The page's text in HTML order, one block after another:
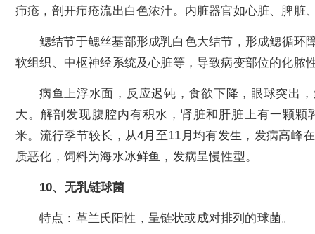
疖疮，剖开疖疮流出白色浓汁。内脏器官如心脏、脾脏
鳃结节于鳃丝基部形成乳白色大结节，形成鳃循环
软组织、中枢神经系统及心脏等，导致病变部位的化脓
病鱼上浮水面，反应迟钝，食欲下降，眼球突出
大。解剖发现腹腔内有积水，肾脏和肝脏上有一颗颗
米。流行季节较长，从4月至11月均有发生，发病高峰
质恶化，饲料为海水冰鲜鱼，发病呈慢性型。
10、无乳链球菌
特点：革兰氏阳性，呈链状或成对排列的球菌。